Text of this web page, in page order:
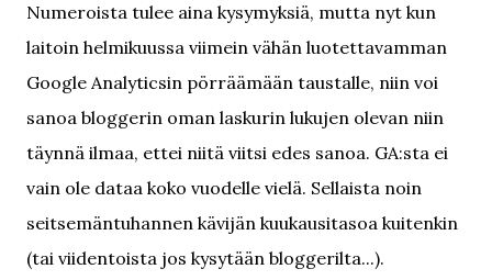
Numeroista tulee aina kysymyksiä, mutta nyt kun
laitoin helmikuussa viimein vähän luotettavamman
Google Analyticsin pörräämään taustalle, niin voi
sanoa bloggerin oman laskurin lukujen olevan niin
täynnä ilmaa, ettei niitä viitsi edes sanoa. GA:sta ei
vain ole dataa koko vuodelle vielä. Sellaista noin
seitsemäntuhannen kävijän kuukausitasoa kuitenkin
(tai viidentoista jos kysytään bloggerilta...).